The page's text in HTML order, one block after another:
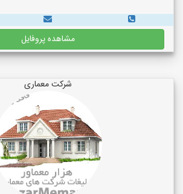
مشاهده پروفایل
شرکت معماری